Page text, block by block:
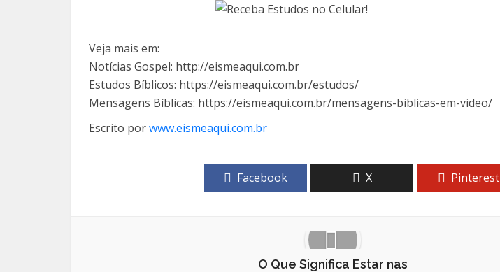
Veja mais em:
Notícias Gospel: http://eismeaqui.com.br
Estudos Bíblicos: https://eismeaqui.com.br/estudos/
Mensagens Bíblicas: https://eismeaqui.com.br/mensagens-biblicas-em-video/
Escrito porwww.eismeaqui.com.br
Facebook X Pinterest
O Que Significa Estar nas